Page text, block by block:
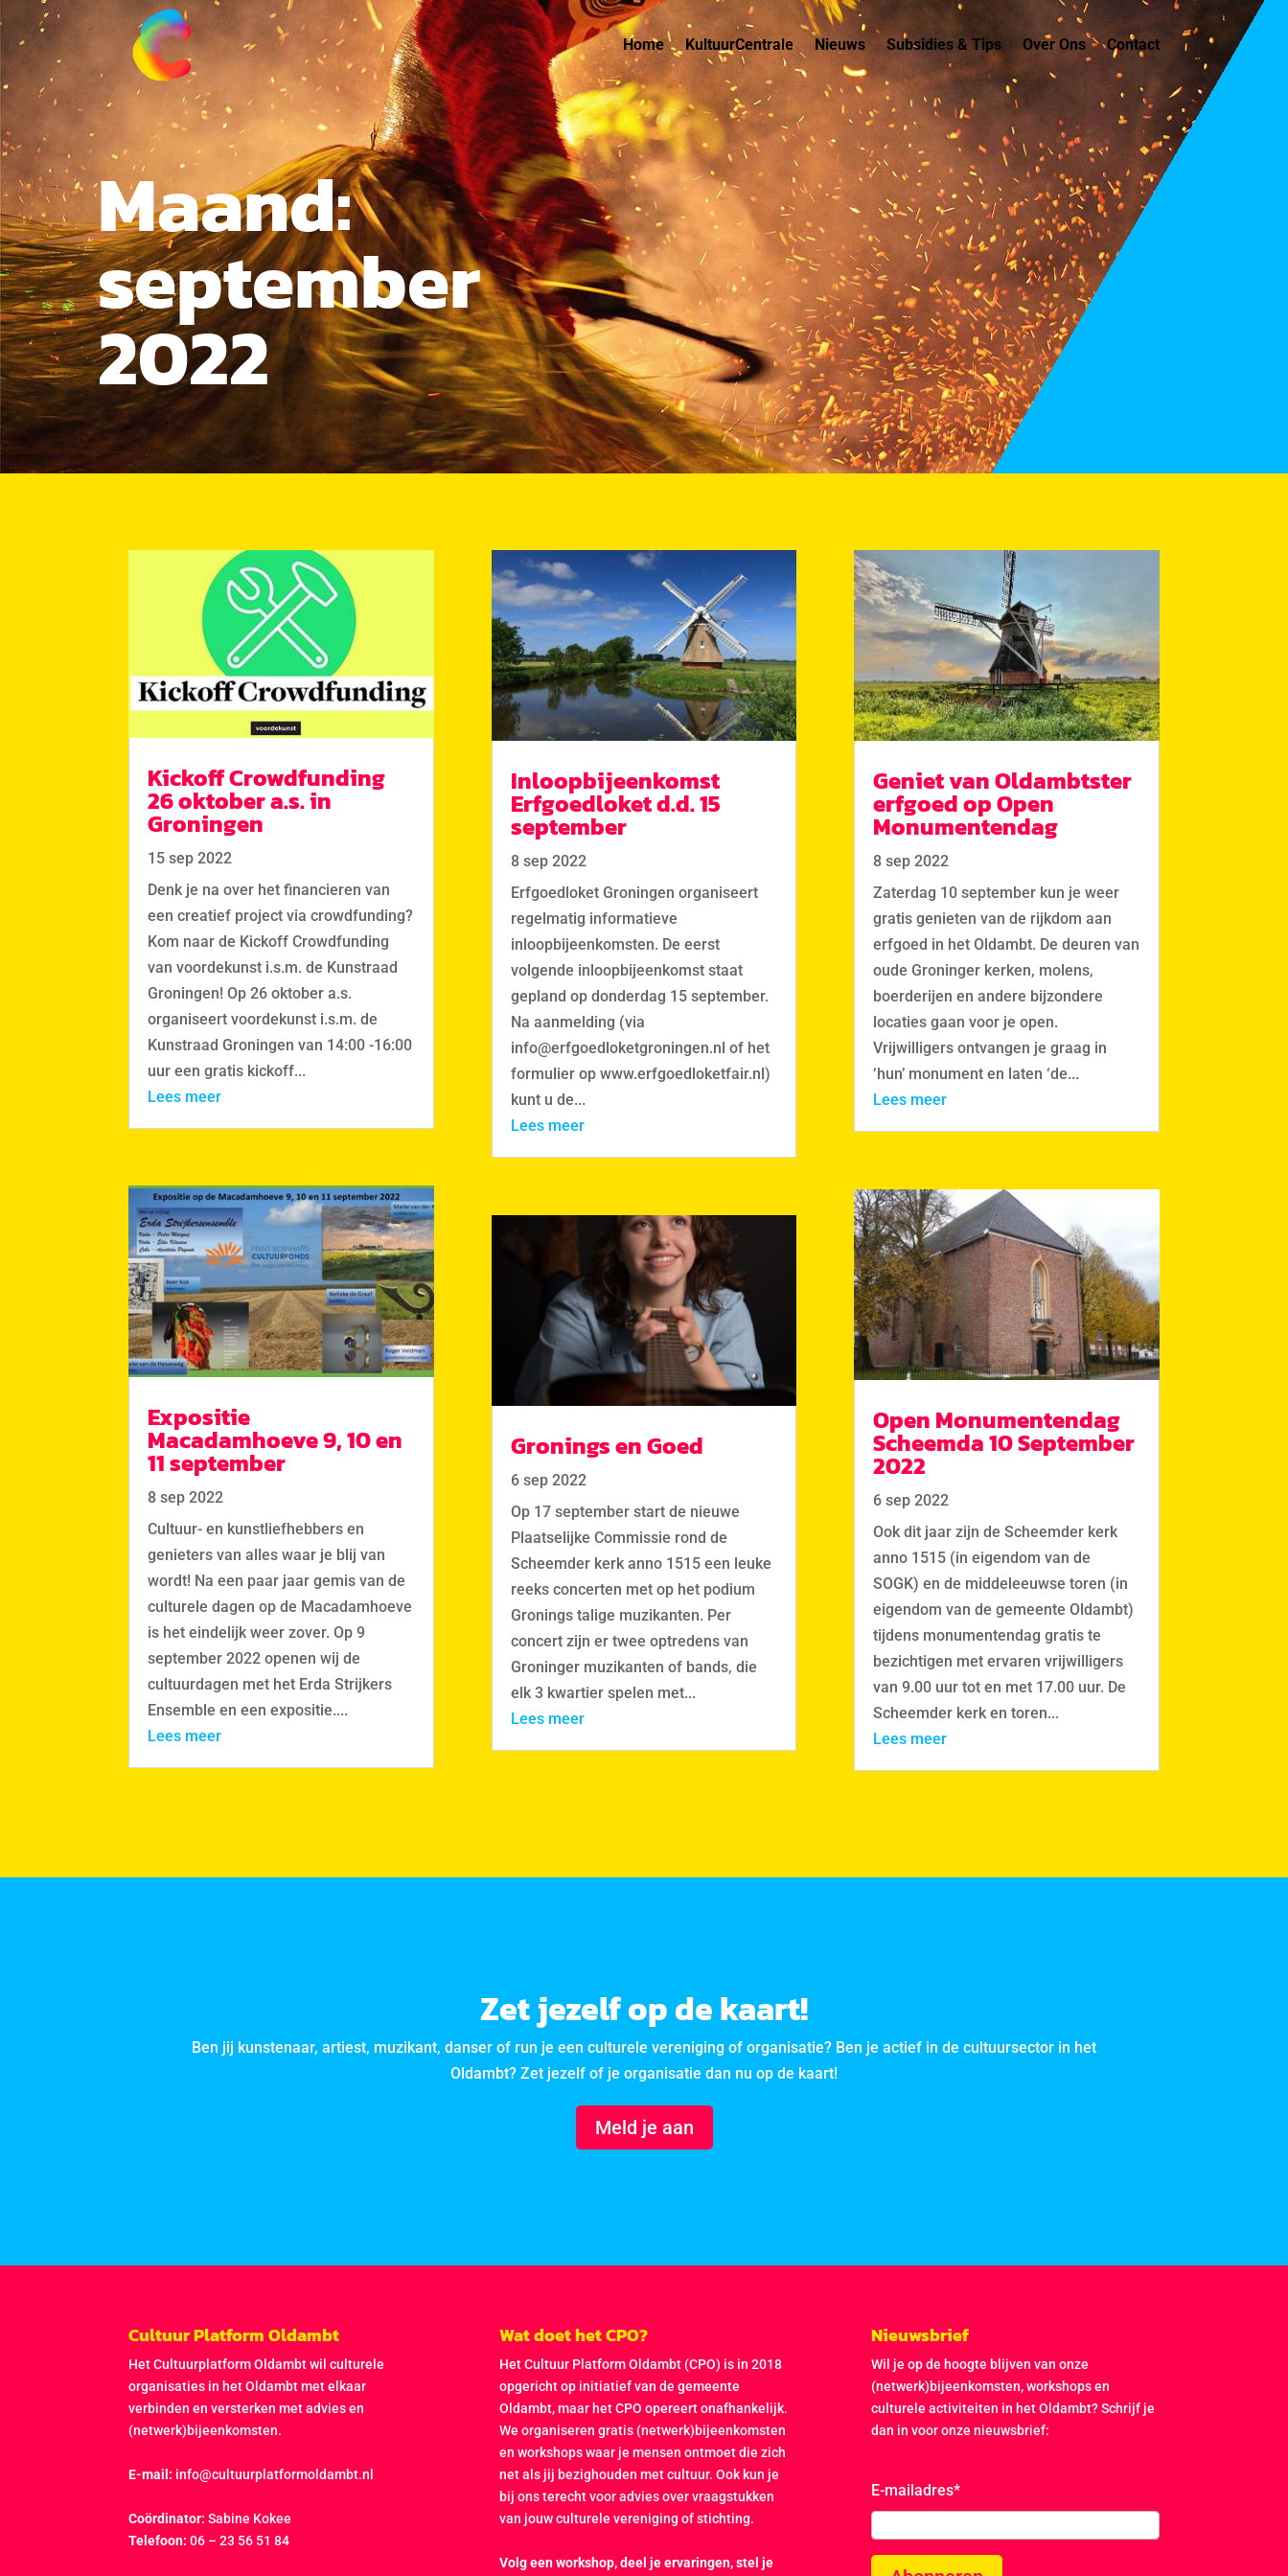
Home KultuurCentrale Nieuws Subsidies & Tips Over Ons Contact
Maand:
september
2022
Kickoff Crowdfunding
26 oktober a.s. in
Groningen
15 sep 2022
Denk je na over het financieren van
een creatief project via crowdfunding?
Kom naar de Kickoff Crowdfunding
van voordekunst i.s.m. de Kunstraad
Groningen! Op 26 oktober a.s.
organiseert voordekunst i.s.m. de
Kunstraad Groningen van 14:00 -16:00
uur een gratis kickoff...
Lees meer
Expositie
Macadamhoeve 9, 10 en
11 september
8 sep 2022
Cultuur- en kunstliefhebbers en
genieters van alles waar je blij van
wordt! Na een paar jaar gemis van de
culturele dagen op de Macadamhoeve
is het eindelijk weer zover. Op 9
september 2022 openen wij de
cultuurdagen met het Erda Strijkers
Ensemble en een expositie....
Lees meer
Inloopbijeenkomst
Erfgoedloket d.d. 15
september
8 sep 2022
Erfgoedloket Groningen organiseert
regelmatig informatieve
inloopbijeenkomsten. De eerst
volgende inloopbijeenkomst staat
gepland op donderdag 15 september.
Na aanmelding (via
info@erfgoedloketgroningen.nl of het
formulier op www.erfgoedloketfair.nl)
kunt u de...
Lees meer
Gronings en Goed
6 sep 2022
Op 17 september start de nieuwe
Plaatselijke Commissie rond de
Scheemder kerk anno 1515 een leuke
reeks concerten met op het podium
Gronings talige muzikanten. Per
concert zijn er twee optredens van
Groninger muzikanten of bands, die
elk 3 kwartier spelen met...
Lees meer
Geniet van Oldambtster
erfgoed op Open
Monumentendag
8 sep 2022
Zaterdag 10 september kun je weer
gratis genieten van de rijkdom aan
erfgoed in het Oldambt. De deuren van
oude Groninger kerken, molens,
boerderijen en andere bijzondere
locaties gaan voor je open.
Vrijwilligers ontvangen je graag in
‘hun’ monument en laten ‘de...
Lees meer
Open Monumentendag
Scheemda 10 September
2022
6 sep 2022
Ook dit jaar zijn de Scheemder kerk
anno 1515 (in eigendom van de
SOGK) en de middeleeuwse toren (in
eigendom van de gemeente Oldambt)
tijdens monumentendag gratis te
bezichtigen met ervaren vrijwilligers
van 9.00 uur tot en met 17.00 uur. De
Scheemder kerk en toren...
Lees meer
Zet jezelf op de kaart!
Ben jij kunstenaar, artiest, muzikant, danser of run je een culturele vereniging of organisatie? Ben je actief in de cultuursector in het
Oldambt? Zet jezelf of je organisatie dan nu op de kaart!
Meld je aan
Cultuur Platform Oldambt
Het Cultuurplatform Oldambt wil culturele
organisaties in het Oldambt met elkaar
verbinden en versterken met advies en
(netwerk)bijeenkomsten.
E-mail: info@cultuurplatformoldambt.nl
Coördinator:Sabine Kokee
Telefoon: 06 – 23 56 51 84
Wat doet het CPO?
Het Cultuur Platform Oldambt (CPO) is in 2018
opgericht op initiatief van de gemeente
Oldambt, maar het CPO opereert onafhankelijk.
We organiseren gratis (netwerk)bijeenkomsten
en workshops waar je mensen ontmoet die zich
net als jij bezighouden met cultuur. Ook kun je
bij ons terecht voor advies over vraagstukken
van jouw culturele vereniging of stichting.
Volg een workshop, deel je ervaringen, stel je
Nieuwsbrief
Wil je op de hoogte blijven van onze
(netwerk)bijeenkomsten, workshops en
culturele activiteiten in het Oldambt? Schrijf je
dan in voor onze nieuwsbrief:
E-mailadres*